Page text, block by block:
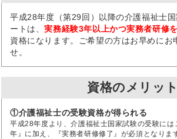
平成28年度（第29回）以降の介護福祉士
ートは、実務経験3年以上かつ実務者研修
資格になります。ご希望の方はお早めにお
せ。
資格のメリット
①介護福祉士の受験資格が得られる
平成28年度より、介護福祉士国家試験の受験には
年』に加え、『実務者研修修了』が必須となりま